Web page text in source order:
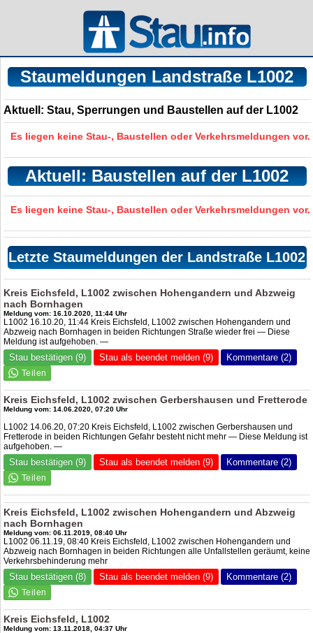
Staumeldungen Landstraße L1002
Aktuell: Stau, Sperrungen und Baustellen auf der L1002
Es liegen keine Stau-, Baustellen oder Verkehrsmeldungen vor.
Aktuell: Baustellen auf der L1002
Es liegen keine Stau-, Baustellen oder Verkehrsmeldungen vor.
Letzte Staumeldungen der Landstraße L1002
Kreis Eichsfeld, L1002 zwischen Hohengandern und Abzweig
nach Bornhagen
Meldung vom: 16.10.2020, 11:44 Uhr
L1002 16.10.20, 11:44 Kreis Eichsfeld, L1002 zwischen Hohengandern und
Abzweig nach Bornhagen in beiden Richtungen Straße wieder frei — Diese
Meldung ist aufgehoben. —
Stau bestätigen (9) Stau als beendet melden (9) Kommentare (2)
Kreis Eichsfeld, L1002 zwischen Gerbershausen und Fretterode
Meldung vom: 14.06.2020, 07:20 Uhr
L1002 14.06.20, 07:20 Kreis Eichsfeld, L1002 zwischen Gerbershausen und
Fretterode in beiden Richtungen Gefahr besteht nicht mehr — Diese Meldung ist
aufgehoben. —
Stau bestätigen (9) Stau als beendet melden (9) Kommentare (2)
Kreis Eichsfeld, L1002 zwischen Hohengandern und Abzweig
nach Bornhagen
Meldung vom: 06.11.2019, 08:40 Uhr
L1002 06.11.19, 08:40 Kreis Eichsfeld, L1002 zwischen Hohengandern und
Abzweig nach Bornhagen in beiden Richtungen alle Unfallstellen geräumt, keine
Verkehrsbehinderung mehr
Stau bestätigen (8) Stau als beendet melden (9) Kommentare (2)
Kreis Eichsfeld, L1002
Meldung vom: 13.11.2018, 04:37 Uhr